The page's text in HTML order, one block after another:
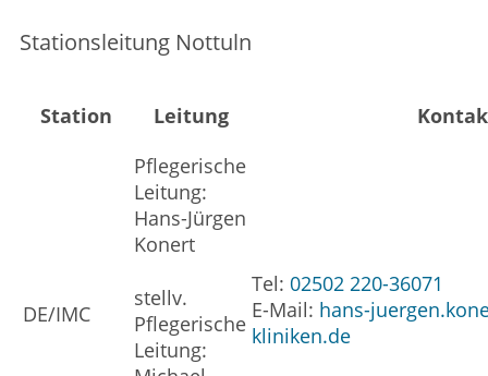
Stationsleitung Nottuln
Station Leitung
DE/IMC
Pflegerische
Leitung:
Hans-Jürgen
Konert
stellv.
Pflegerische
Leitung:
Tel: 02502 220-36071
E-Mail: hans-
kliniken.de